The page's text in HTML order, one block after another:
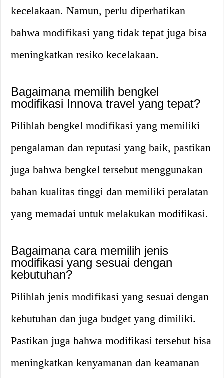
kecelakaan. Namun, perlu diperhatikan
bahwa modifikasi yang tidak tepat juga bisa
meningkatkan resiko kecelakaan.
Bagaimana memilih bengkel
modifikasi Innova travel yang tepat?
Pilihlah bengkel modifikasi yang memiliki
pengalaman dan reputasi yang baik, pastikan
juga bahwa bengkel tersebut menggunakan
bahan kualitas tinggi dan memiliki peralatan
yang memadai untuk melakukan modifikasi.
Bagaimana cara memilih jenis
modifikasi yang sesuai dengan
kebutuhan?
Pilihlah jenis modifikasi yang sesuai dengan
kebutuhan dan juga budget yang dimiliki.
Pastikan juga bahwa modifikasi tersebut bisa
meningkatkan kenyamanan dan keamanan